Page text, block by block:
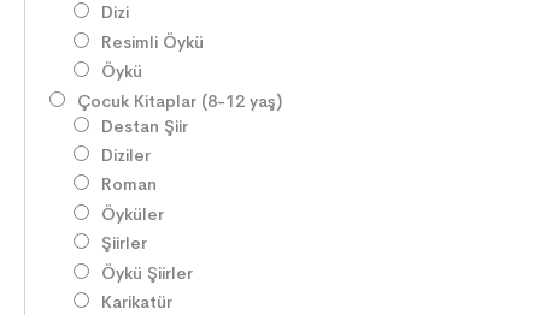
Dizi
Resimli Öykü
Öykü
Çocuk Kitaplar (8-12 yaş)
Destan Şiir
Diziler
Roman
Öyküler
Şiirler
Öykü Şiirler
Karikatür